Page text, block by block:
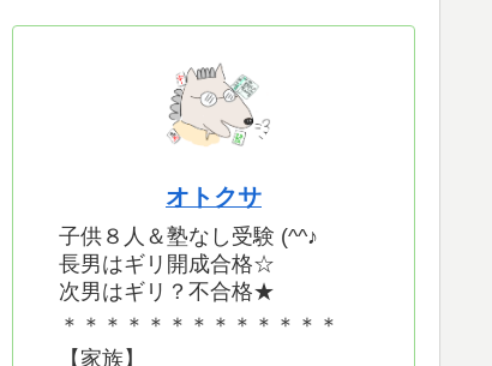
オトクサ
子供８人＆塾なし受験 (^^♪
長男はギリ開成合格☆
次男はギリ？不合格★
＊＊＊＊＊＊＊＊＊＊＊＊＊
【家族】